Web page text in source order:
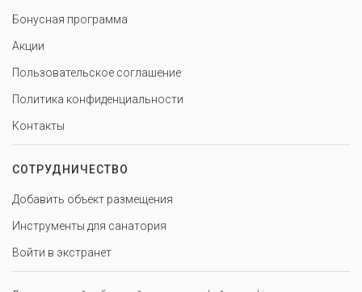
Бонусная программа
Акции
Пользовательское соглашение
Политика конфиденциальности
Контакты
СОТРУДНИЧЕСТВО
Добавить объект размещения
Инструменты для санатория
Войти в экстранет